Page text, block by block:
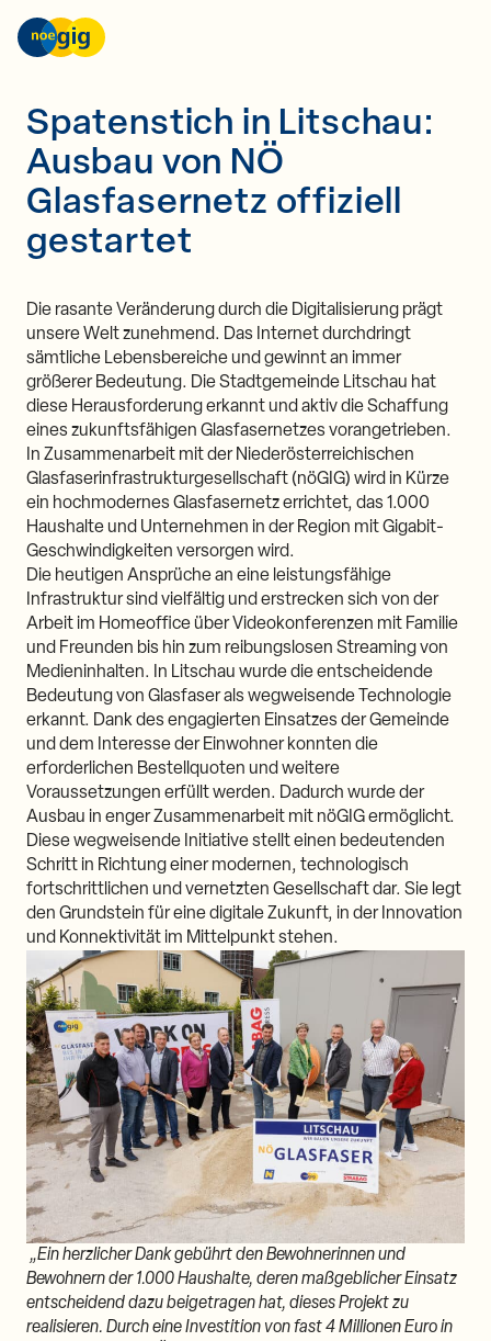
nöGIG – unser Netz. unsere Zukunft.
Spatenstich in Litschau:
Ausbau von NÖ
Glasfasernetz offiziell
gestartet
Die rasante Veränderung durch die Digitalisierung prägt
unsere Welt zunehmend. Das Internet durchdringt
sämtliche Lebensbereiche und gewinnt an immer
größerer Bedeutung. Die Stadtgemeinde Litschau hat
diese Herausforderung erkannt und aktiv die Schaffung
eines zukunftsfähigen Glasfasernetzes vorangetrieben.
In Zusammenarbeit mit der Niederösterreichischen
Glasfaserinfrastrukturgesellschaft (nöGIG) wird in Kürze
ein hochmodernes Glasfasernetz errichtet, das 1.000
Haushalte und Unternehmen in der Region mit Gigabit-
Geschwindigkeiten versorgen wird.
Die heutigen Ansprüche an eine leistungsfähige
Infrastruktur sind vielfältig und erstrecken sich von der
Arbeit im Homeoffice über Videokonferenzen mit Familie
und Freunden bis hin zum reibungslosen Streaming von
Medieninhalten. In Litschau wurde die entscheidende
Bedeutung von Glasfaser als wegweisende Technologie
erkannt. Dank des engagierten Einsatzes der Gemeinde
und dem Interesse der Einwohner konnten die
erforderlichen Bestellquoten und weitere
Voraussetzungen erfüllt werden. Dadurch wurde der
Ausbau in enger Zusammenarbeit mit nöGIG ermöglicht.
Diese wegweisende Initiative stellt einen bedeutenden
Schritt in Richtung einer modernen, technologisch
fortschrittlichen und vernetzten Gesellschaft dar. Sie legt
den Grundstein für eine digitale Zukunft, in der Innovation
und Konnektivität im Mittelpunkt stehen.
„Ein herzlicher Dank gebührt den Bewohnerinnen und
Bewohnern der 1.000 Haushalte, deren maßgeblicher Einsatz
entscheidend dazu beigetragen hat, dieses Projekt zu
realisieren. Durch eine Investition von fast 4 Millionen Euro in